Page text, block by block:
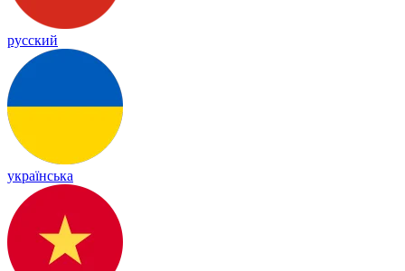
русский
українська